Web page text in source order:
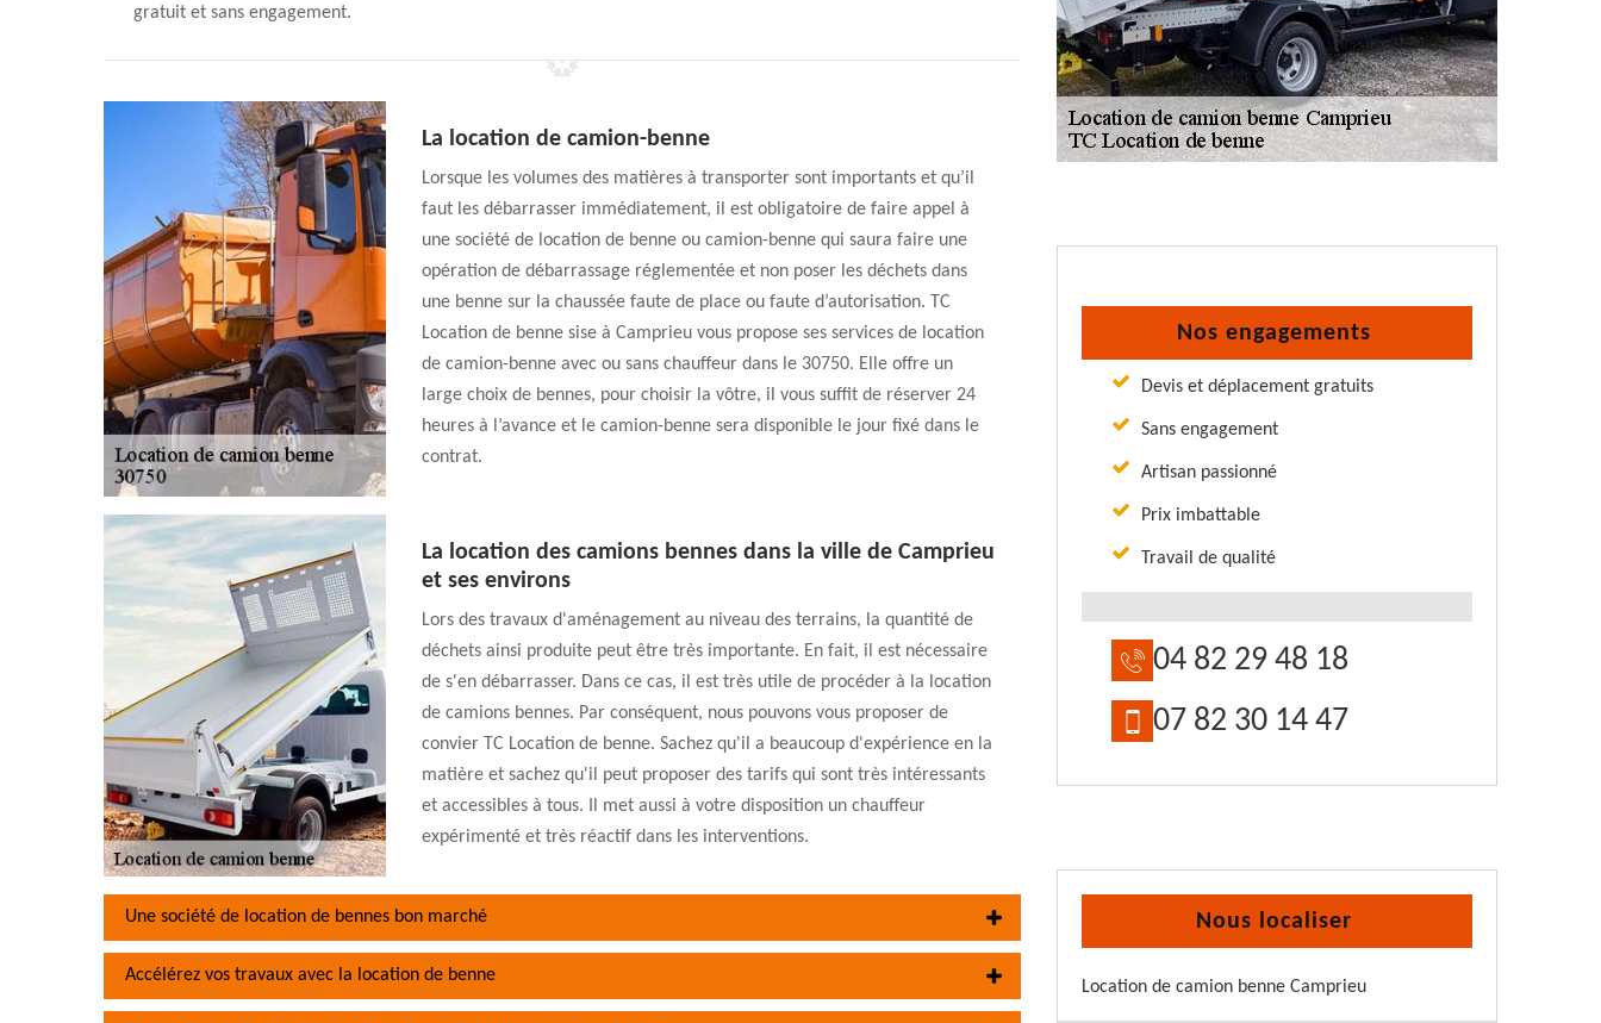
gratuit et sans engagement.
La location de camion-benne
Lorsque les volumes des matières à transporter sont importants et qu’il
faut les débarrasser immédiatement, il est obligatoire de faire appel à
une société de location de benne ou camion-benne qui saura faire une
opération de débarrassage réglementée et non poser les déchets dans
une benne sur la chaussée faute de place ou faute d’autorisation. TC
Location de benne sise à Camprieu vous propose ses services de location
de camion-benne avec ou sans chauffeur dans le 30750. Elle offre un
large choix de bennes, pour choisir la vôtre, il vous suffit de réserver 24
heures à l’avance et le camion-benne sera disponible le jour fixé dans le
contrat.
La location des camions bennes dans la ville de Camprieu
et ses environs
Lors des travaux d'aménagement au niveau des terrains, la quantité de
déchets ainsi produite peut être très importante. En fait, il est nécessaire
de s'en débarrasser. Dans ce cas, il est très utile de procéder à la location
de camions bennes. Par conséquent, nous pouvons vous proposer de
convier TC Location de benne. Sachez qu'il a beaucoup d'expérience en la
matière et sachez qu'il peut proposer des tarifs qui sont très intéressants
et accessibles à tous. Il met aussi à votre disposition un chauffeur
expérimenté et très réactif dans les interventions.
Une société de location de bennes bon marché
Accélérez vos travaux avec la location de benne
Nos engagements
Devis et déplacement gratuits
Sans engagement
Artisan passionné
Prix imbattable
Travail de qualité
04 82 29 48 18
07 82 30 14 47
Nous localiser
Location de camion benne Camprieu